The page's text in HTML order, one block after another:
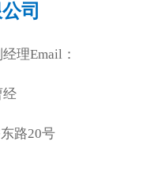
司
理Email：
经
路20号